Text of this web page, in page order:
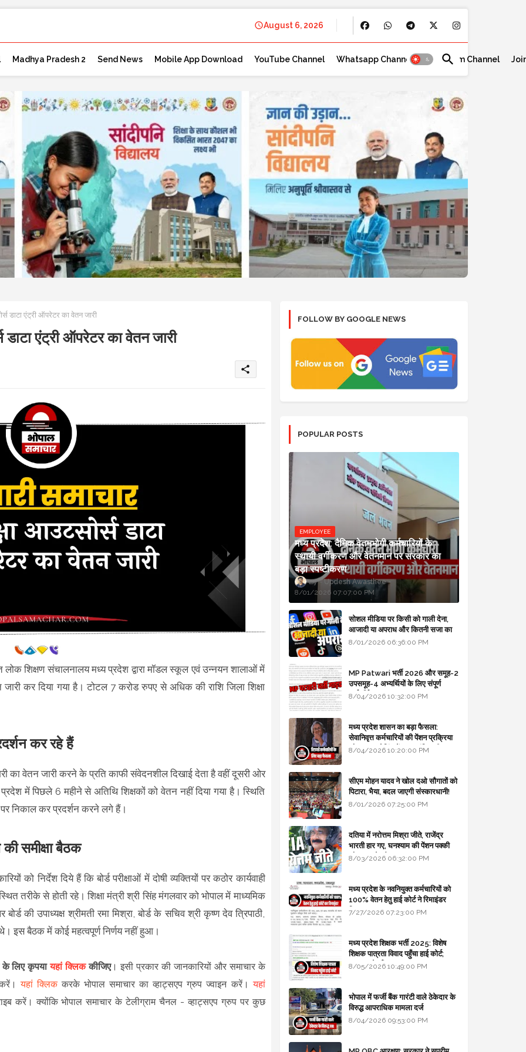
August 6, 2026
Madhya Pradesh 2 Send News Mobile App Download YouTube Channel Whatsapp Channel Telegram Channel
डाटा एंट्री ऑपरेटर का वेतन जारी
एंट्री ऑपरेटर का वेतन जारी
share
शिक्षण संचालनालय मध्य प्रदेश द्वारा मॉडल स्कूल एवं उन्नयन शालाओं में
कर दिया गया है। टोटल 7 करोड रुपए से अधिक की राशि जिला शिक्षा
कर रहे हैं
का वेतन जारी करने के प्रति काफी संवेदनशील दिखाई देता है वहीं दूसरी ओर
में पिछले 6 महीने से अतिथि शिक्षकों को वेतन नहीं दिया गया है। स्थिति
निकाल कर प्रदर्शन करने लगे हैं।
समीक्षा बैठक
को निर्देश दिये हैं कि बोर्ड परीक्षाओं में दोषी व्यक्तियों पर कठोर कार्यवाही
तरीके से होती रहे। शिक्षा मंत्री श्री सिंह मंगलवार को भोपाल में माध्यमिक
की उपाध्यक्ष श्रीमती रमा मिश्रा, बोर्ड के सचिव श्री कृष्ण देव त्रिपाठी,
इस बैठक में कोई महत्वपूर्ण निर्णय नहीं हुआ।
के लिए कृपयायहां क्लिककीजिए।इसी प्रकार की जानकारियों और समाचार के
।यहां क्लिककरके भोपाल समाचार का व्हाट्सएप ग्रुप ज्वाइन करें। यहां
करें। क्योंकि भोपाल समाचार के टेलीग्राम चैनल - व्हाट्सएप ग्रुपपर कुछ
FOLLOW BY GOOGLE NEWS
POPULAR POSTS
EMPLOYEE
मध्य प्रदेश: दैनिक वेतनभोगी कर्मचारियों के
स्थायी वर्गीकरण और वेतनमान पर सरकार का
बड़ा स्पष्टीकरण
Updesh Awasthee
8/01/2026 07:07:00 PM
सोशल मीडिया पर किसी को गाली देना,
आजादी या अपराध और कितनी सजा का
प्रावधान - free legal advice
8/01/2026 06:36:00 PM
MP Patwari भर्ती 2026 और समूह-2
उपसमूह-4 अभ्यर्थियों के लिए संपूर्ण
मार्गदर्शिका
8/04/2026 10:32:00 PM
मध्य प्रदेश शासन का बड़ा फैसला:
सेवानिवृत्त कर्मचारियों की पेंशन प्रक्रिया
और बजट कोडिंग में हुए क्रांतिकारी
8/04/2026 10:20:00 PM
सीएम मोहन यादव ने खोल दओ सौगातों को
पिटारा, भैया, बदल जाएगी संस्कारधानी!
8/01/2026 07:25:00 PM
दतिया में नरोत्तम मिश्रा जीते, राजेंद्र
भारती हार गए, घनश्याम की पेंशन पक्की
और आशुतोष बैक टू...
8/03/2026 06:32:00 PM
मध्य प्रदेश के नवनियुक्त कर्मचारियों को
100% वेतन हेतु हाई कोर्ट ने रिमाइंडर
लिखा
7/27/2026 07:23:00 PM
मध्य प्रदेश शिक्षक भर्ती 2025: विशेष
शिक्षक पात्रता विवाद पहुँचा हाई कोर्ट;
सरकार से माँगा जवाब
8/05/2026 10:49:00 PM
भोपाल में फर्जी बैंक गारंटी वाले ठेकेदार के
विरुद्ध आपराधिक मामला दर्ज
8/04/2026 09:53:00 PM